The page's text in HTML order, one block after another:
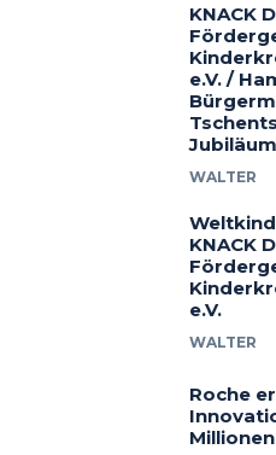
KNACK
e.V. /
WALTER
KNACK
e.V.
WALTER
Roche